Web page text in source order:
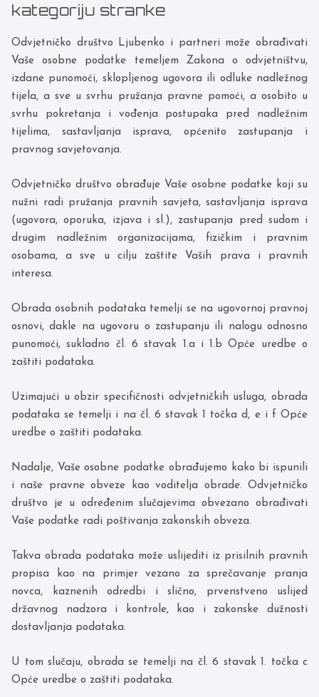
kategoriju stranke
Odvjetničko društvo Ljubenko i partneri može obrađivati
Vaše osobne podatke temeljem Zakona o odvjetništvu,
izdane punomoći, sklopljenog ugovora ili odluke nadležnog
tijela, a sve u svrhu pružanja pravne pomoći, a osobito u
svrhu pokretanja i vođenja postupaka pred nadležnim
tijelima, sastavljanja isprava, općenito zastupanja i
pravnog savjetovanja.
Odvjetničko društvo obrađuje Vaše osobne podatke koji su
nužni radi pružanja pravnih savjeta, sastavljanja isprava
(ugovora, oporuka, izjava i sl.), zastupanja pred sudom i
drugim nadležnim organizacijama, fizičkim i pravnim
osobama, a sve u cilju zaštite Vaših prava i pravnih
interesa.
Obrada osobnih podataka temelji se na ugovornoj pravnoj
osnovi, dakle na ugovoru o zastupanju ili nalogu odnosno
punomoći, sukladno čl. 6 stavak 1.a i 1.b Opće uredbe o
zaštiti podataka.
Uzimajući u obzir specifičnosti odvjetničkih usluga, obrada
podataka se temelji i na čl. 6 stavak 1 točka d, e i f Opće
uredbe o zaštiti podataka.
Nadalje, Vaše osobne podatke obrađujemo kako bi ispunili
i naše pravne obveze kao voditelja obrade. Odvjetničko
društvo je u određenim slučajevima obvezano obrađivati
Vaše podatke radi poštivanja zakonskih obveza.
Takva obrada podataka može uslijediti iz prisilnih pravnih
propisa kao na primjer vezano za sprečavanje pranja
novca, kaznenih odredbi i slično, prvenstveno uslijed
državnog nadzora i kontrole, kao i zakonske dužnosti
dostavljanja podataka.
U tom slučaju, obrada se temelji na čl. 6 stavak 1. točka c
Opće uredbe o zaštiti podataka.